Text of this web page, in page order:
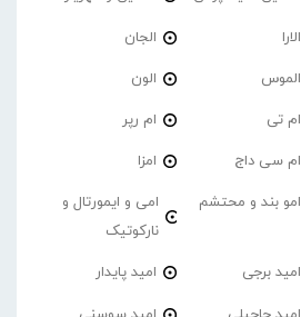
الارا الجان
الموس الون
ام تی ام رپر
ام سی داج امزا
امو بند و محتشم
امی و ایمورتال و
نارکوتیک
امید برجی امید پایدار